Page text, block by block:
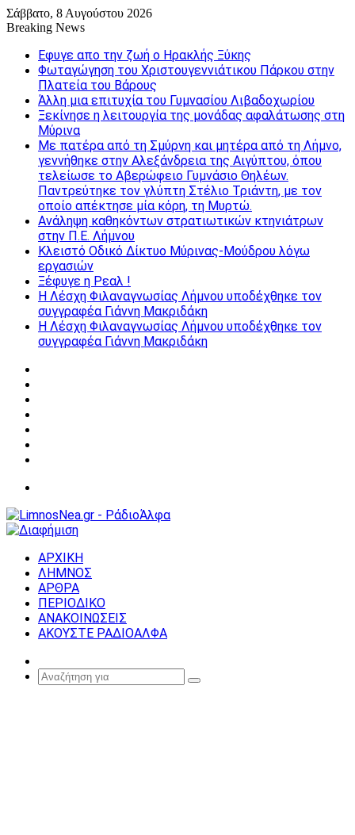
Σάββατο, 8 Αυγούστου 2026
Breaking News
Εφυγε απο την ζωή o Ηρακλής Ξύκης
Φωταγώγηση του Χριστουγεννιάτικου Πάρκου στην
Πλατεία του Βάρους
Άλλη μια επιτυχία του Γυμνασίου Λιβαδοχωρίου
Ξεκίνησε η λειτουργία της μονάδας αφαλάτωσης στη
Μύρινα
Με πατέρα από τη Σμύρνη και μητέρα από τη Λήμνο,
γεννήθηκε στην Αλεξάνδρεια της Αιγύπτου, όπου
τελείωσε το Αβερώφειο Γυμνάσιο Θηλέων.
Παντρεύτηκε τον γλύπτη Στέλιο Τριάντη, με τον
οποίο απέκτησε μία κόρη, τη Μυρτώ.
Ανάληψη καθηκόντων στρατιωτικών κτηνιάτρων
στην Π.Ε. Λήμνου
Κλειστό Οδικό Δίκτυο Μύρινας-Μούδρου λόγω
εργασιών
Ξέφυγε η Ρεαλ !
Η Λέσχη Φιλαναγνωσίας Λήμνου υποδέχθηκε τον
συγγραφέα Γιάννη Μακριδάκη
Η Λέσχη Φιλαναγνωσίας Λήμνου υποδέχθηκε τον
συγγραφέα Γιάννη Μακριδάκη
ΑΡΧΙΚΗ
ΛΗΜΝΟΣ
ΑΡΘΡΑ
ΠΕΡΙΟΔΙΚΟ
ΑΝΑΚΟΙΝΩΣΕΙΣ
ΑΚΟΥΣΤΕ ΡΑΔΙΟΑΛΦΑ
Article
Αναζήτηση